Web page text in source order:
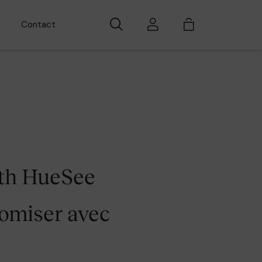
Contact
HueSee
avec